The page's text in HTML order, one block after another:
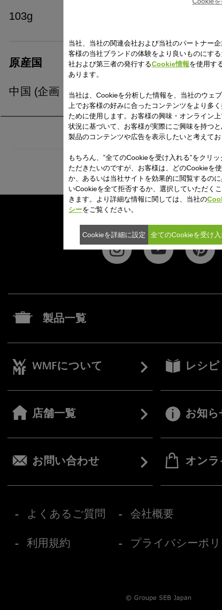
103g
原産国
中国 (企画：ドイツ)
製品一覧
WMFについて レシピ
店舗一覧 お知ら
お問い合わせ オン
よくあるご質問 会社概要
利用規約 プライバシーポ
当社、当社の関連会社および当社のパートナー
客様の当社ブランドの体験をより良いものにす
社および第三者の発行するCookie情報を使用す
あります。
当社は、Cookieを分析した情報を、当社のウェ
上でお客様の好みに合ったコンテンツをより多
ために使用します。お客様の興味・オンライン
状況に基づいて、お客様が実際にご興味を持つ
製品のコンテンツや広告を表示したいと考えて
もちろん、”全てのCookieを受け入れる”をクリ
ただきたいのですが、お客様は、どのCookieを
か、あるいは当社サイトを効果的に閲覧するの
いCookieを全て拒否するか、選択していただく
きます。より詳細な情報に関しては、当社の
シーをご覧ください。
Cookieを詳細に設定 全てのCookieを受け